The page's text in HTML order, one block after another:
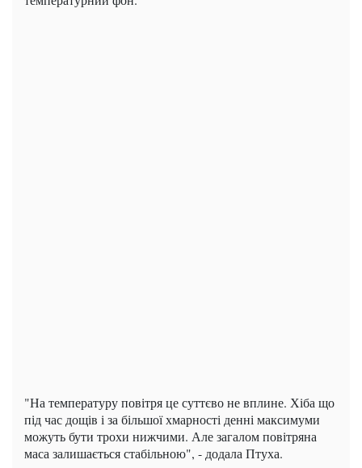
"На температуру повітря це суттєво не вплине. Хіба що
під час дощів і за більшої хмарності денні максимуми
можуть бути трохи нижчими. Але загалом повітряна
маса залишається стабільною", - додала Птуха.